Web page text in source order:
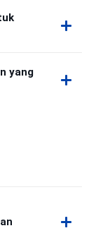
yang